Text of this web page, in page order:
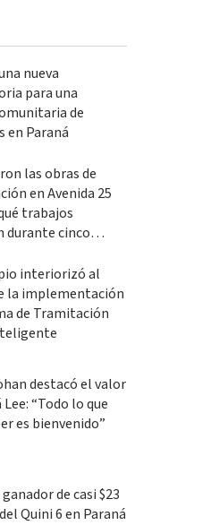
nueva
para una
de
en Paraná
las obras de
en Avenida 25
trabajos
durante cinco
interiorizó al
la implementación
de Tramitación
destacó el valor
“Todo lo que
es bienvenido”
de casi $23
Quini 6 en Paraná